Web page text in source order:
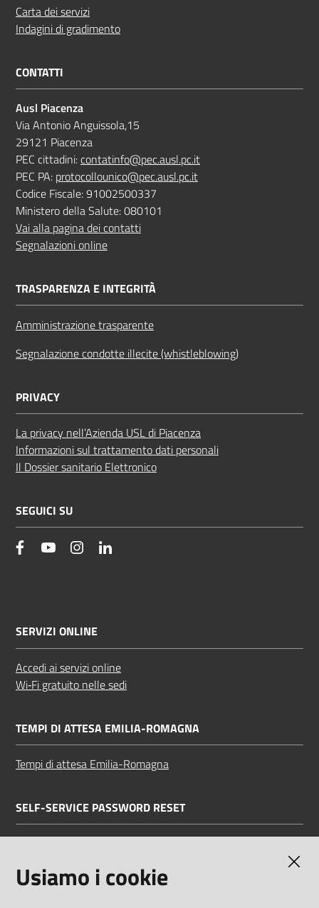
Carta dei servizi
Indagini di gradimento
CONTATTI
Ausl Piacenza
Via Antonio Anguissola,15
29121 Piacenza
PEC cittadini:contatinfo@pec.ausl.pc.it
PEC PA: protocollounico@pec.ausl.pc.it
Codice Fiscale: 91002500337
Ministero della Salute: 080101
Vai alla pagina dei contatti
Segnalazioni online
TRASPARENZA E INTEGRITÀ
Amministrazione trasparente
Segnalazione condotte illecite (whistleblowing)
PRIVACY
La privacy nell’Azienda USL di Piacenza
Informazioni sul trattamento dati personali
Il Dossier sanitario Elettronico
SEGUICI SU
facebookYouTube Instagram
SERVIZI ONLINE
Accedi ai servizi online
Wi‑Fi gratuito nelle sedi
TEMPI DI ATTESA EMILIA-ROMAGNA
Tempi di attesa Emilia-Romagna
SELF-SERVICE PASSWORD RESET
Usiamo i cookie